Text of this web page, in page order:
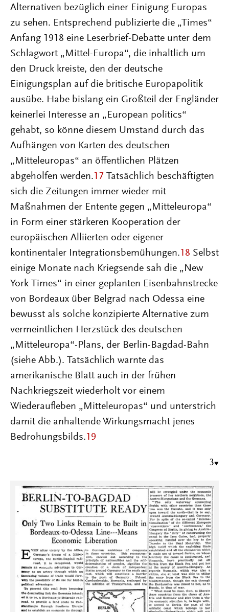
Alternativen bezüglich einer Einigung Europas
zu sehen. Entsprechend publizierte die „Times“
Anfang 1918 eine Leserbrief-Debatte unter dem
Schlagwort „Mittel-Europa“, die inhaltlich um
den Druck kreiste, den der deutsche
Einigungsplan auf die britische Europapolitik
ausübe. Habe bislang ein Großteil der Engländer
keinerlei Interesse an „European politics“
gehabt, so könne diesem Umstand durch das
Aufhängen von Karten des deutschen
„Mitteleuropas“ an öffentlichen Plätzen
abgeholfen werden.17 Tatsächlich beschäftigten
sich die Zeitungen immer wieder mit
Maßnahmen der Entente gegen „Mitteleuropa“
in Form einer stärkeren Kooperation der
europäischen Alliierten oder eigener
kontinentaler Integrationsbemühungen.18 Selbst
einige Monate nach Kriegsende sah die „New
York Times“ in einer geplanten Eisenbahnstrecke
von Bordeaux über Belgrad nach Odessa eine
bewusst als solche konzipierte Alternative zum
vermeintlichen Herzstück des deutschen
„Mitteleuropa“-Plans, der Berlin-Bagdad-Bahn
(siehe Abb.). Tatsächlich warnte das
amerikanische Blatt auch in der frühen
Nachkriegszeit wiederholt vor einem
Wiederaufleben „Mitteleuropas“ und unterstrich
damit die anhaltende Wirkungsmacht jenes
Bedrohungsbilds.19
3